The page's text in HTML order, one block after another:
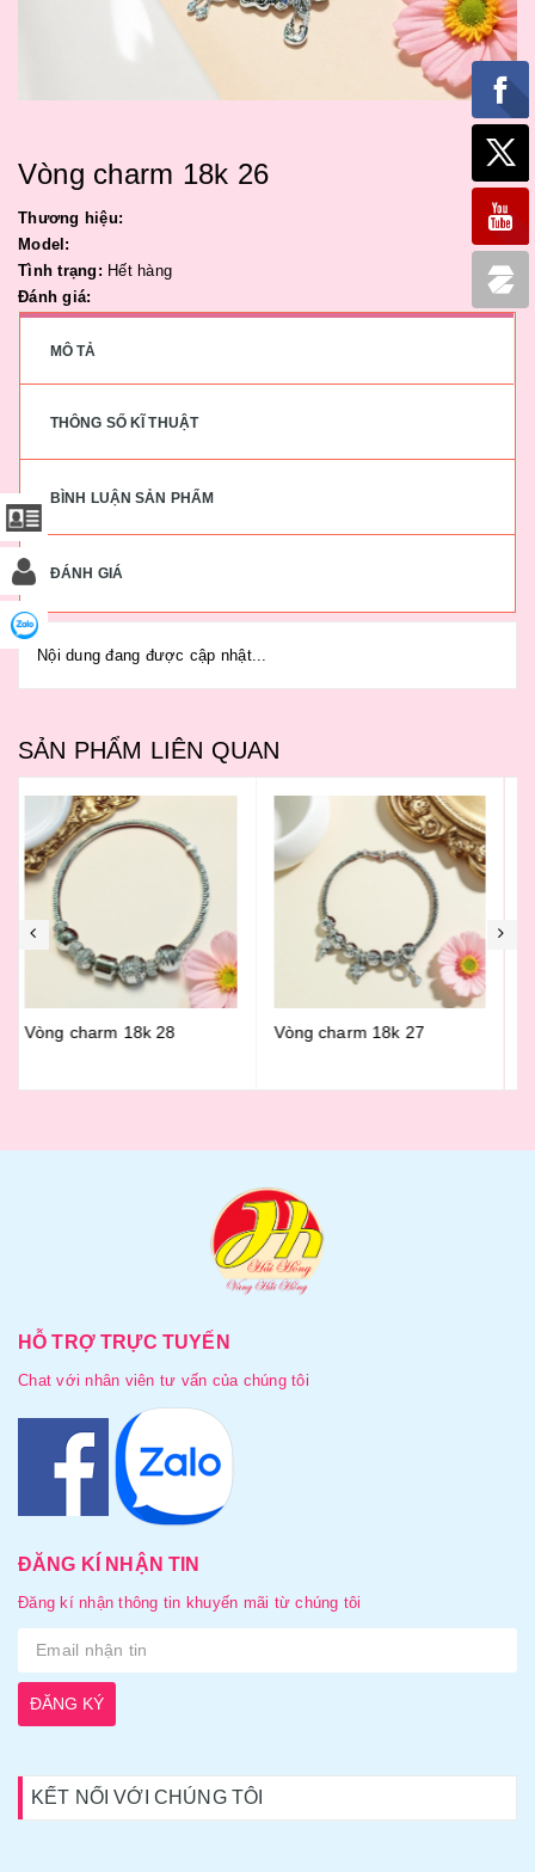
Vòng charm 18k 26
Thương hiệu:
Model:
Tình trạng: Hết hàng
Đánh giá:
MÔ TẢ
THÔNG SỐ KĨ THUẬT
BÌNH LUẬN SẢN PHẨM
ĐÁNH GIÁ
Nội dung đang được cập nhật...
SẢN PHẨM LIÊN QUAN
Vòng charm 18k 27 Vòng charm 18k 25
HỖ TRỢ TRỰC TUYẾN
Chat với nhân viên tư vấn của chúng tôi
ĐĂNG KÍ NHẬN TIN
Đăng kí nhận thông tin khuyến mãi từ chúng tôi
ĐĂNG KÝ
KẾT NỐI VỚI CHÚNG TÔI